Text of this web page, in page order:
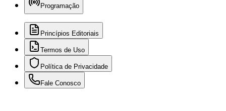
Programação
Princípios Editoriais
Termos de Uso
Política de Privacidade
Fale Conosco